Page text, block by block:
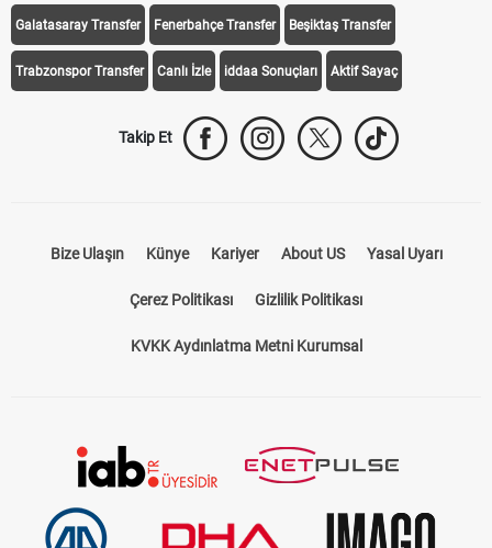
Galatasaray Transfer Fenerbahçe Transfer Beşiktaş Transfer
Trabzonspor Transfer Canlı İzle iddaa Sonuçları Aktif Sayaç
Takip Et
Bize Ulaşın Künye Kariyer About US Yasal Uyarı
Çerez Politikası Gizlilik Politikası
KVKK Aydınlatma Metni Kurumsal